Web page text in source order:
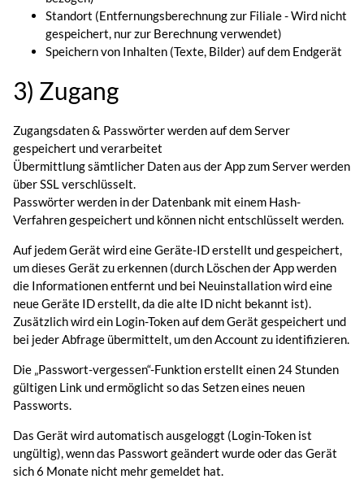
Standort (Entfernungsberechnung zur Filiale - Wird nicht
gespeichert, nur zur Berechnung verwendet)
Speichern von Inhalten (Texte, Bilder) auf dem Endgerät
3) Zugang
Zugangsdaten & Passwörter werden auf dem Server
gespeichert und verarbeitet
Übermittlung sämtlicher Daten aus der App zum Server werden
über SSL verschlüsselt.
Passwörter werden in der Datenbank mit einem Hash-
Verfahren gespeichert und können nicht entschlüsselt werden.
Auf jedem Gerät wird eine Geräte-ID erstellt und gespeichert,
um dieses Gerät zu erkennen (durch Löschen der App werden
die Informationen entfernt und bei Neuinstallation wird eine
neue Geräte ID erstellt, da die alte ID nicht bekannt ist).
Zusätzlich wird ein Login-Token auf dem Gerät gespeichert und
bei jeder Abfrage übermittelt, um den Account zu identifizieren.
Die „Passwort-vergessen“-Funktion erstellt einen 24 Stunden
gültigen Link und ermöglicht so das Setzen eines neuen
Passworts.
Das Gerät wird automatisch ausgeloggt (Login-Token ist
ungültig), wenn das Passwort geändert wurde oder das Gerät
sich 6 Monate nicht mehr gemeldet hat.